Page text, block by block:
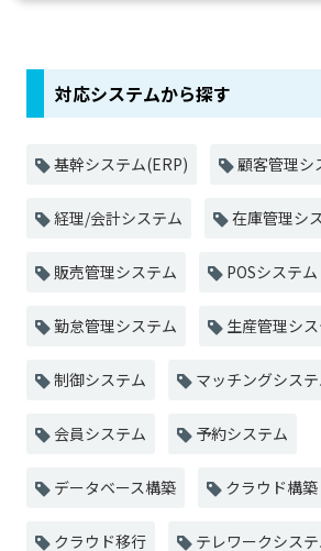
対応システムから探す
基幹システム(ERP) 顧客管理シ
経理/会計システム 在庫管理シ
販売管理システム POSシステム
勤怠管理システム 生産管理シ
制御システム マッチングシス
会員システム 予約システム
データベース構築 クラウド構築
クラウド移行 テレワークシス